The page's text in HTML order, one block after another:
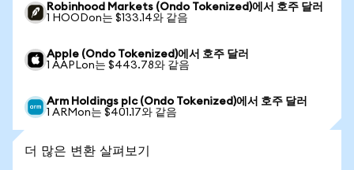
Robinhood Markets (Ondo Tokenized)에서 호주 달러
1 HOODon는 $133.14와 같음
Apple (Ondo Tokenized)에서 호주 달러
1 AAPLon는 $443.78와 같음
Arm Holdings plc (Ondo Tokenized)에서 호주 달러
1 ARMon는 $401.17와 같음
더 많은 변환 살펴보기